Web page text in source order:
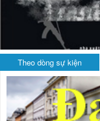
Theo dòng sự kiện